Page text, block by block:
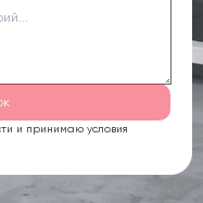
и принимаю условия